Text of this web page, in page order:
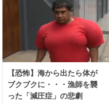
【恐怖】海から出たら体が
ブクブクに・・・漁師を襲
った「減圧症」の悲劇